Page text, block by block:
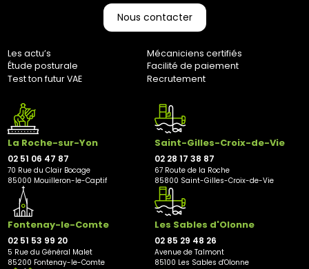
Nous contacter
Les actu’s
Mécaniciens certifiés
Étude posturale
Facilité de paiement
Test ton futur VAE
Recrutement
La Roche-sur-Yon
02 51 06 47 87
70 Rue du Clair Bocage
85000 Mouilleron-le-Captif
Saint-Gilles-Croix-de-Vie
02 28 17 38 87
67 Route de la Roche
85800 Saint-Gilles-Croix-de-Vie
Fontenay-le-Comte
02 51 53 99 20
5 Rue du Général Malet
85200 Fontenay-le-Comte
Les Sables d'Olonne
02 85 29 48 26
Avenue de Talmont
85100 Les Sables d'Olonne